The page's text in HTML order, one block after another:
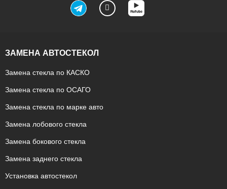
ЗАМЕНА АВТОСТЕКОЛ
Замена стекла по КАСКО
Замена стекла по ОСАГО
Замена стекла по марке авто
Замена лобового стекла
Замена бокового стекла
Замена заднего стекла
Установка автостекол